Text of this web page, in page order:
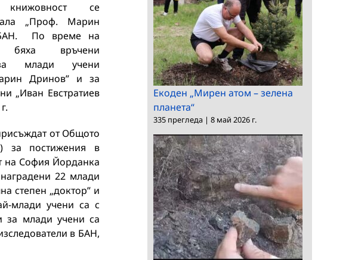
книжовност се
„Проф. Марин
По време на
бяха връчени
млади учени
Дринов” и за
„Иван Евстратиев
от Общото
за постижения в
на София Йорданка
22 млади
степен „доктор” и
млади учени са с
за млади учени са
в БАН,
Екоден „Мирен атом – зелена
планета“
335 прегледа | 8 май 2026 г.